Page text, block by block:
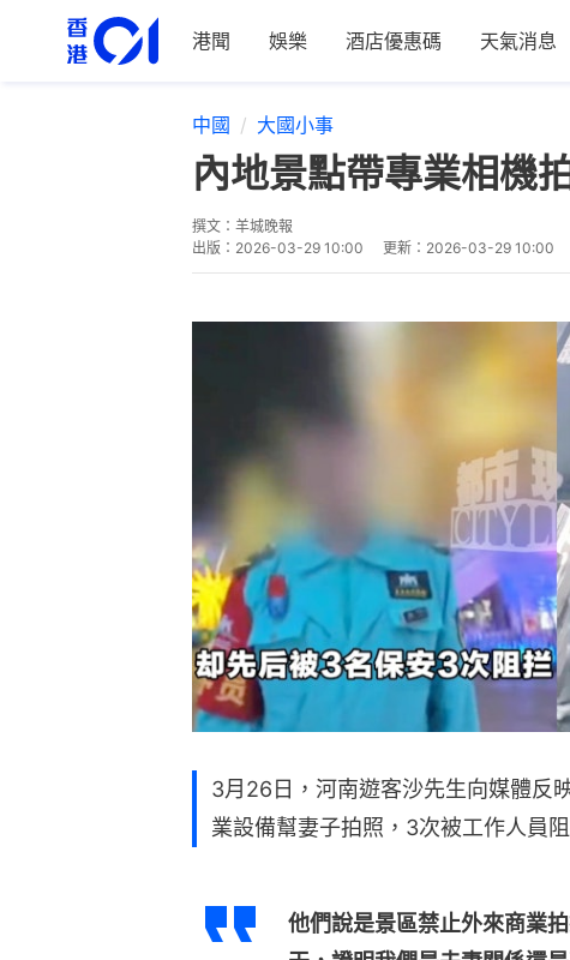
港聞 娛樂 酒店優惠碼 天氣消息
中國 大國小事
內地景點帶專業相機
撰文： 羊城晚報
出版： 2026-03-29 10:00 更新： 2026-03-29 10:00
3月26日，河南遊客沙先生向媒體反
業設備幫妻子拍照，3次被工作人員
他們說是景區禁止外來商業